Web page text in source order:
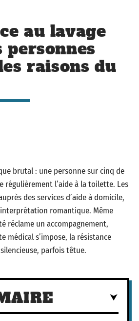
au lavage
personnes
raisons du
brutal : une personne sur cinq de
régulièrement l’aide à la toilette. Les
des services d’aide à domicile,
romantique. Même
réclame un accompagnement,
médical s’impose, la résistance
parfois têtue.